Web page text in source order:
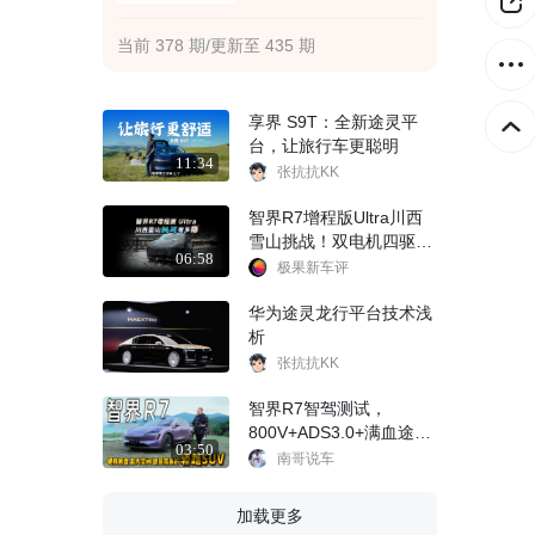
当前 378 期/更新至 435 期
11:34
享界 S9T：全新途灵平
台，让旅行车更聪明
张抗抗KK
06:58
智界R7增程版Ultra川西
雪山挑战！双电机四驱
+满血途灵+雪鸮，有多
极果新车评
华为途灵龙行平台技术浅
析
张抗抗KK
03:50
智界R7智驾测试，
800V+ADS3.0+满血途灵
底盘，这车到底强在哪
南哥说车
加载更多